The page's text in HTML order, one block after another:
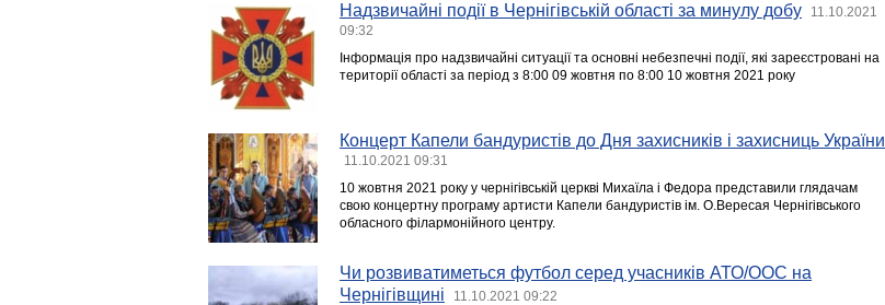
Надзвичайні події в Чернігівській області за минулу добу
11.10.2021
09:32
Інформація про надзвичайні ситуації та основні небезпечні події, які зареєстровані на
території області за період з 8:00 09 жовтня по 8:00 10 жовтня 2021 року
Концерт Капели бандуристів до Дня захисників і захисниць України
11.10.2021 09:31
10 жовтня 2021 року у чернігівській церкві Михаїла і Федора представили глядачам
свою концертну програму артисти Капели бандуристів ім. О.Вересая Чернігівського
обласного філармонійного центру.
Чи розвиватиметься футбол серед учасників АТО/ООС на
Чернігівщині
11.10.2021 09:22